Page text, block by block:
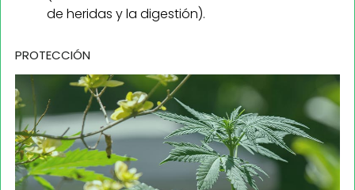
de heridas y la digestión).
PROTECCIÓN